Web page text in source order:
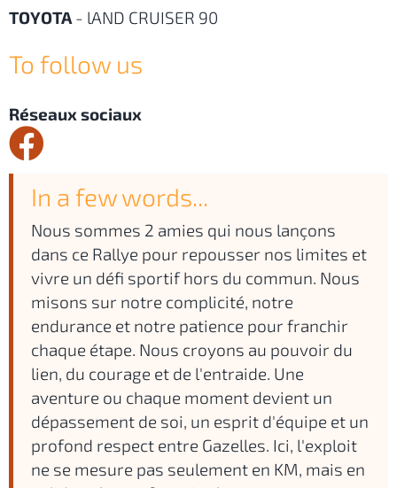
TOYOTA - lAND CRUISER 90
To follow us
Réseaux sociaux
In a few words...
Nous sommes 2 amies qui nous lançons
dans ce Rallye pour repousser nos limites et
vivre un défi sportif hors du commun. Nous
misons sur notre complicité, notre
endurance et notre patience pour franchir
chaque étape. Nous croyons au pouvoir du
lien, du courage et de l'entraide. Une
aventure ou chaque moment devient un
dépassement de soi, un esprit d'équipe et un
profond respect entre Gazelles. Ici, l'exploit
ne se mesure pas seulement en KM, mais en